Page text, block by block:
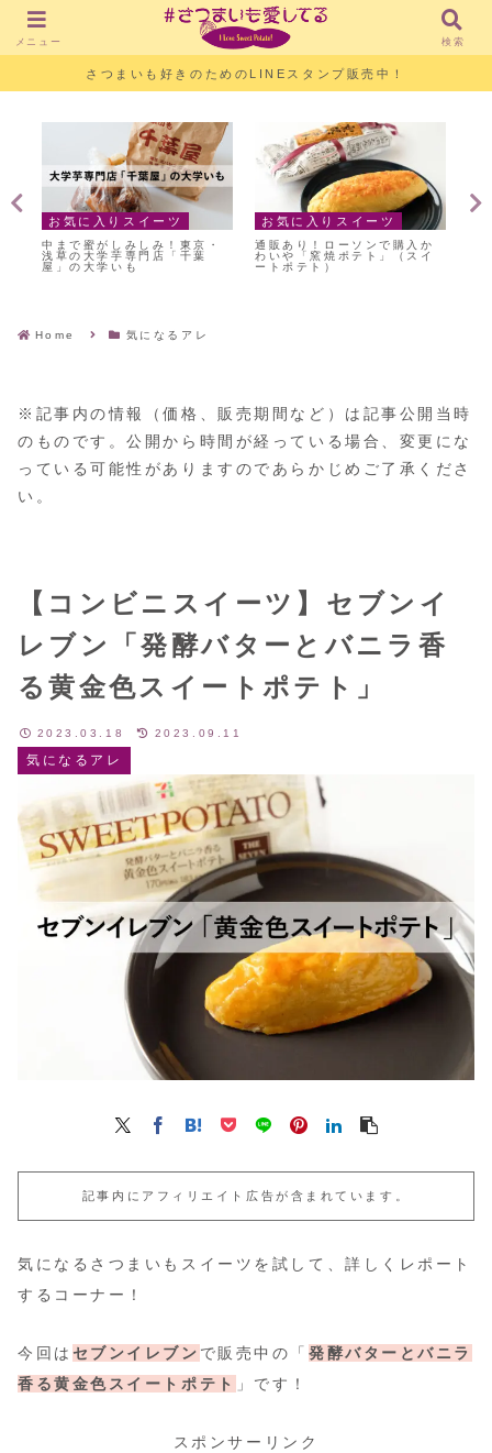
さつまいも好きのためのLINEスタンプ販売中！
お気に入りスイーツ
中まで蜜がしみしみ！東京・
浅草の大学芋専門店「千葉
屋」の大学いも
お気に入りスイーツ
通販あり！ローソンで購入か
わいや「窯焼ポテト」（スイ
ートポテト）
Home 気になるアレ
【コンビニスイーツ】セブンイ
レブン「発酵バターとバニラ香
る黄金色スイートポテト」
気になるアレ
2023.03.18 2023.09.11
記事内にアフィリエイト広告が含まれています。
※記事内の情報（価格、販売期間など）は記事公開当時
のものです。公開から時間が経っている場合、変更にな
っている可能性がありますのであらかじめご了承くださ
い。
気になるさつまいもスイーツを試して、詳しくレポート
するコーナー！
今回は セブンイレブン で販売中の「 発酵バターとバニラ
香る黄金色スイートポテト
」です！
スポンサーリンク
メニュー 検索